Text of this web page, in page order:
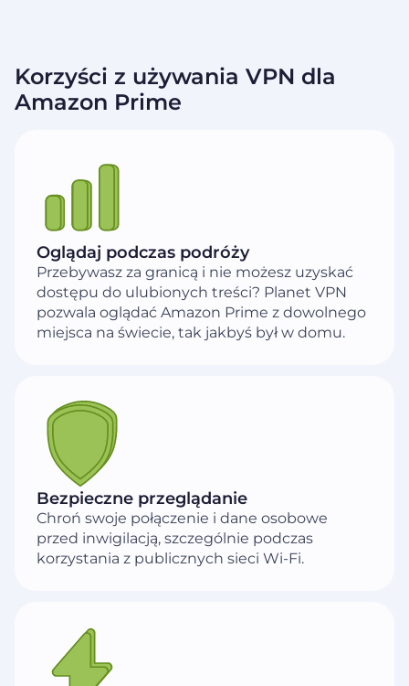
Korzyści z używania VPN dla
Amazon Prime
Oglądaj podczas podróży
Przebywasz za granicą i nie możesz uzyskać
dostępu do ulubionych treści? Planet VPN
pozwala oglądać Amazon Prime z dowolnego
miejsca na świecie, tak jakbyś był w domu.
Bezpieczne przeglądanie
Chroń swoje połączenie i dane osobowe
przed inwigilacją, szczególnie podczas
korzystania z publicznych sieci Wi-Fi.